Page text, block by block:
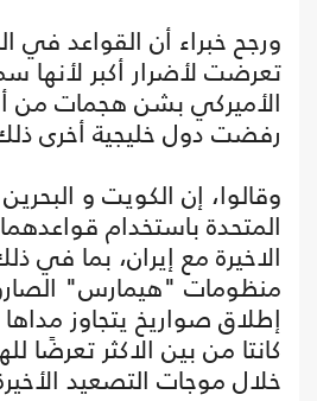
ورجح خبراء أن القواعد في
تعرضت لأضرار أكبر
الأميركي بشن هجمات من
رفضت دول خليجية أخرى
وقالوا، إن الكويت و
المتحدة باستخدام
الاخيرة مع إيران، بما في
منظومات "هيمارس"
كانتا من بين الاكثر تعرضًا
خلال موجات التصعيد